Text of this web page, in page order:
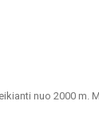
nuo 2000